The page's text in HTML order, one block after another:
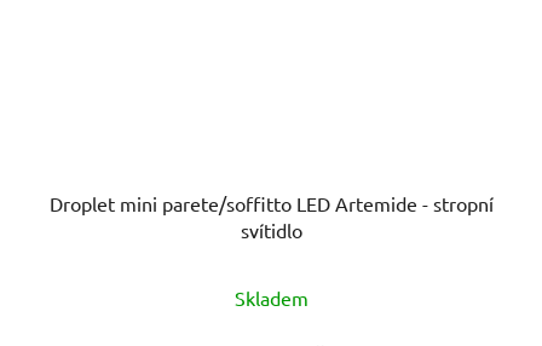
Droplet mini parete/soffitto LED Artemide - stropní
svítidlo
Skladem